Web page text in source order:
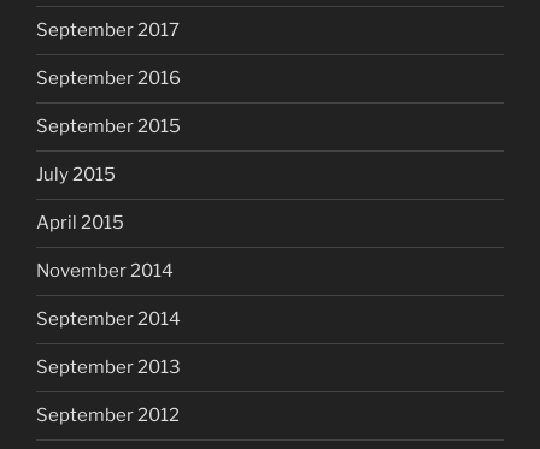
September 2017
September 2016
September 2015
July 2015
April 2015
November 2014
September 2014
September 2013
September 2012